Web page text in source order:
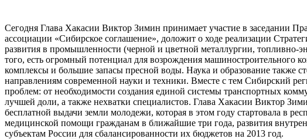
Сегодня Глава Хакасии Виктор Зимин принимает участие в заседании
ассоциации «Сибирское соглашение», доложит о ходе реализации
развития в промышленности (черной и цветной металлургии, топливно-
того, есть огромный потенциал для возрождения машиностроительного
комплексы и большие запасы пресной воды. Наука и образование также
направлениям современной науки и техники. Вместе с тем Сибирский
проблем: от необходимости создания единой системы транспортных
лучшей доли, а также нехватки специалистов. Глава Хакасии Виктор
бесплатной выдачи земли молодежи, которая в этом году стартовала в
медицинской помощи гражданам в ближайшие три года, развития
субъектам России для сбалансированности их бюджетов на 2013 год.